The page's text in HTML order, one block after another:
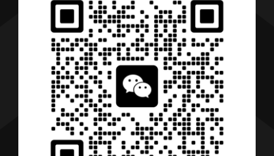
行业解决方案
行业新闻
联系我们